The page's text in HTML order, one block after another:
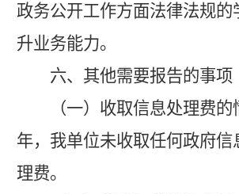
政务公开工作方面法律法规的
升业务能力。
六、其他需要报告的事项
（一）收取信息处理费的
年，我单位未收取任何政府信
理费。